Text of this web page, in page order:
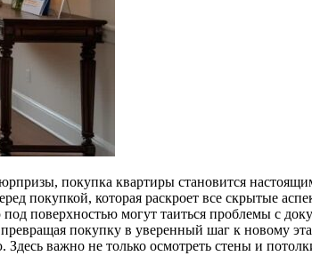
покупка квартиры становится
покупкой, которая раскроет все скрытые
поверхностью могут таиться проблемы с
покупку в уверенный шаг к новому
важно не только осмотреть стены и